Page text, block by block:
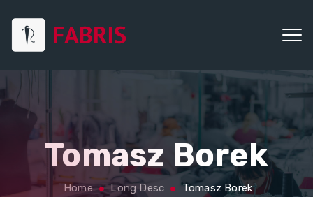
Tomasz Borek
Home Long Desc Tomasz Borek